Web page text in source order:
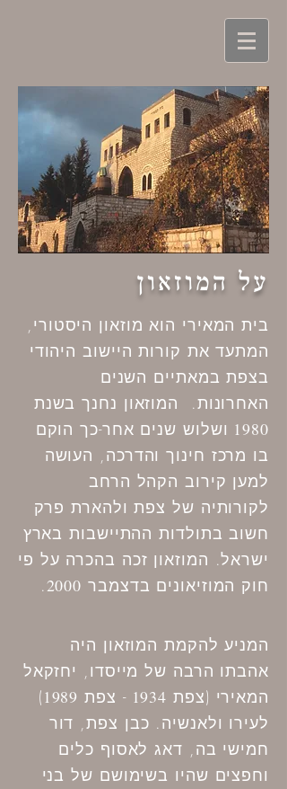
על המוזאון
בית המאירי הוא מוזאון היסטורי,
המתעד את קורות היישוב היהודי
בצפת במאתיים השנים
האחרונות. המוזאון נחנך בשנת
1980 ושלוש שנים אחר-כך הוקם
בו מרכז חינוך והדרכה, העושה
למען קירוב הקהל הרחב
לקורותיה של צפת ולהארת פרק
חשוב בתולדות ההתיישבות בארץ
ישראל. המוזאון זכה בהכרה על פי
חוק המוזיאונים בדצמבר 2000
.
המניע להקמת המוזאון היה
אהבתו הרבה של מייסדו, יחזקאל
המאירי (צפת 1934 - צפת 1989
)
לעירו ולאנשיה. כבן צפת, דור
חמישי בה, דאג לאסוף כלים
וחפצים שהיו בשימושם של בני